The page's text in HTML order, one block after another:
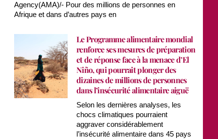
Agency(AMA)/- Pour des millions de personnes en
Afrique et dans d’autres pays en
Le Programme alimentaire mondial
renforce ses mesures de préparation
et de réponse face à la menace d’El
Niño, qui pourrait plonger des
dizaines de millions de personnes
dans l’insécurité alimentaire aiguë
Selon les dernières analyses, les
chocs climatiques pourraient
aggraver considérablement
l’insécurité alimentaire dans 45 pays